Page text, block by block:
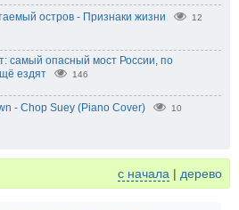
остров - Признаки жизни 12
самый опасный мост России, по
ездят
146
- Chop Suey (Piano Cover) 10
с начала | дерево